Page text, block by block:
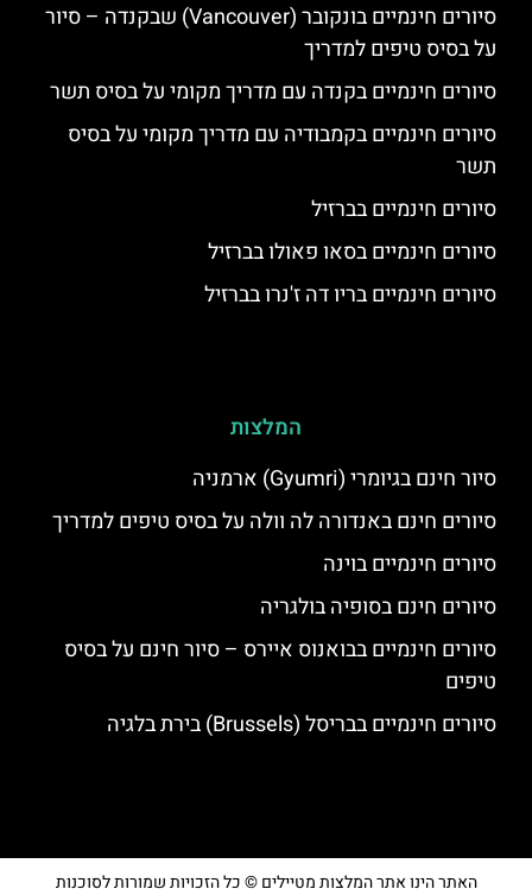
סיורים חינמיים בונקובר (Vancouver) שבקנדה – סיור
על בסיס טיפים למדריך
סיורים חינמיים בקנדה עם מדריך מקומי על בסיס תשר
סיורים חינמיים בקמבודיה עם מדריך מקומי על בסיס
תשר
סיורים חינמיים בברזיל
סיורים חינמיים בסאו פאולו בברזיל
סיורים חינמיים בריו דה ז'נרו בברזיל
המלצות
סיור חינם בגיומרי (Gyumri) ארמניה
סיורים חינם באנדורה לה וולה על בסיס טיפים למדריך
סיורים חינמיים בוינה
סיורים חינם בסופיה בולגריה
סיורים חינמיים בבואנוס איירס – סיור חינם על בסיס
טיפים
סיורים חינמיים בבריסל (Brussels) בירת בלגיה
האתר הינו אתר המלצות מטיילים © כל הזכויות שמורות לסוכנות